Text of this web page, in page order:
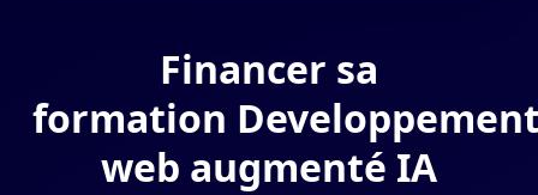
Financer sa
formation
web augmenté IA